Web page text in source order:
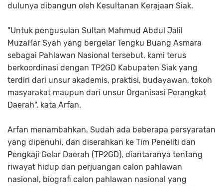
dulunya dibangun oleh Kesultanan Kerajaan Siak.
"Untuk pengusulan Sultan Mahmud Abdul Jalil
Muzaffar Syah yang bergelar Tengku Buang Asmara
sebagai Pahlawan Nasional tersebut, kami terus
berkoordinasi dengan TP2GD Kabupaten Siak yang
terdiri dari unsur akademis, praktisi, budayawan, tokoh
masyarakat maupun dari unsur Organisasi Perangkat
Daerah", kata Arfan.
Arfan menambahkan, Sudah ada beberapa persyaratan
yang dipenuhi, dan diserahkan ke Tim Peneliti dan
Pengkaji Gelar Daerah (TP2GD), diantaranya tentang
riwayat hidup dan perjuangan calon pahlawan
nasional, biografi calon pahlawan nasional yang